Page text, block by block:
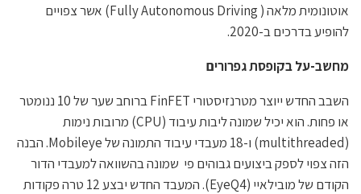
אוטונומית מלאה ( Fully Autonomous Driving) אשר צפויים
להופיע בדרכים ב-2020.
מחשב-על בקופסת גפרורים
השבב החדש ייוצר מטרנזיסטורי FinFET ברוחב שער של 10 ננומטר
או פחות. הוא יכיל שמונה ליבות עיבוד (CPU) מרובות נימות
(multithreaded) ו-18 מעבדי עיבוד התמונה של Mobileye. הבנה
הזה צפוי לספק ביצועים גבוהים פי שמונה בהשוואה למעבדי הדור
הקודם של מובילאיי (EyeQ4). המעבד החדש יבצע 12 טרה פקודות